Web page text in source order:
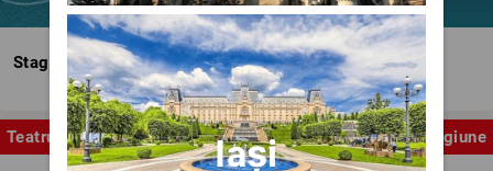
Stagiunea Estivală a Artelor Spectacolului
Teatru Stagiune
Iași